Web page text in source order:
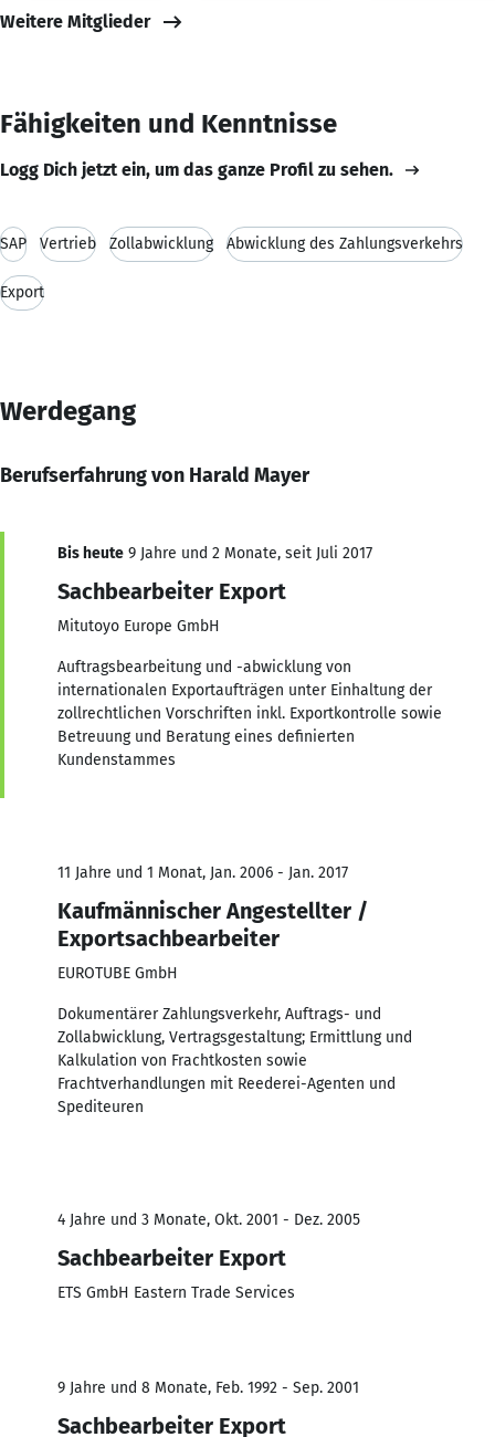
Weitere Mitglieder
Fähigkeiten und Kenntnisse
Logg Dich jetzt ein, um das ganze Profil zu sehen.
SAP Vertrieb Zollabwicklung Abwicklung des Zahlungsverkehrs
Export
Werdegang
Berufserfahrung von Harald Mayer
Bis heute 9 Jahre und 2 Monate, seit Juli 2017
Sachbearbeiter Export
Mitutoyo Europe GmbH
Auftragsbearbeitung und -abwicklung von
internationalen Exportaufträgen unter Einhaltung der
zollrechtlichen Vorschriften inkl. Exportkontrolle sowie
Betreuung und Beratung eines definierten
Kundenstammes
11 Jahre und 1 Monat, Jan. 2006 - Jan. 2017
Kaufmännischer Angestellter /
Exportsachbearbeiter
EUROTUBE GmbH
Dokumentärer Zahlungsverkehr, Auftrags- und
Zollabwicklung, Vertragsgestaltung; Ermittlung und
Kalkulation von Frachtkosten sowie
Frachtverhandlungen mit Reederei-Agenten und
Spediteuren
4 Jahre und 3 Monate, Okt. 2001 - Dez. 2005
Sachbearbeiter Export
ETS GmbH Eastern Trade Services
9 Jahre und 8 Monate, Feb. 1992 - Sep. 2001
Sachbearbeiter Export